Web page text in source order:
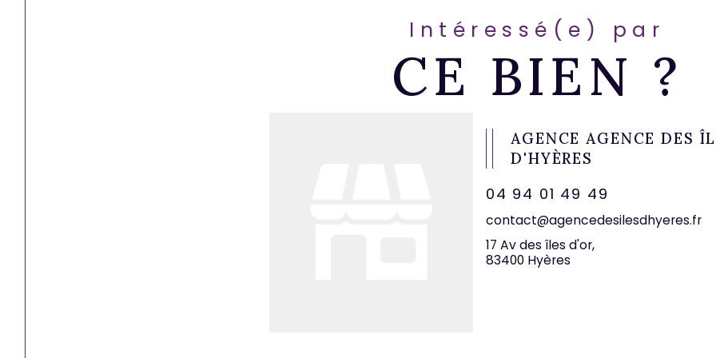
Intéressé(e) par
CE BIEN ?
AGENCE AGENCE DES
D'HYÈRES
04 94 01 49 49
contact@agencedesilesdhyeres.fr
17 Av des îles d'or,
83400 Hyères